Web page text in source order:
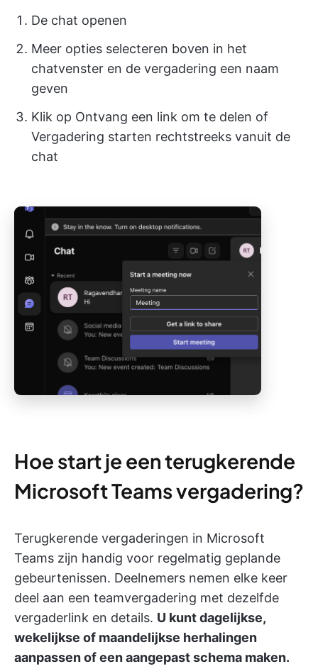
De chat openen
Meer opties selecteren boven in het
chatvenster en de vergadering een naam
geven
Klik op Ontvang een link om te delen of
Vergadering starten rechtstreeks vanuit de
chat
Hoe start je een terugkerende
Microsoft Teams vergadering?
Terugkerende vergaderingen in Microsoft
Teams zijn handig voor regelmatig geplande
gebeurtenissen. Deelnemers nemen elke keer
deel aan een teamvergadering met dezelfde
vergaderlink en details. U kunt dagelijkse,
wekelijkse of maandelijkse herhalingen
aanpassen of een aangepast schema maken.